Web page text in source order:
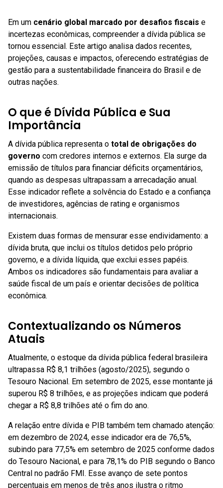
Em um cenário global marcado por desafios fiscais e
incertezas econômicas, compreender a dívida pública se
tornou essencial. Este artigo analisa dados recentes,
projeções, causas e impactos, oferecendo estratégias de
gestão para a sustentabilidade financeira do Brasil e de
outras nações.
O que é Dívida Pública e Sua
Importância
A dívida pública representa o total de obrigações do
governo com credores internos e externos. Ela surge da
emissão de títulos para financiar déficits orçamentários,
quando as despesas ultrapassam a arrecadação anual.
Esse indicador reflete a solvência do Estado e a confiança
de investidores, agências de rating e organismos
internacionais.
Existem duas formas de mensurar esse endividamento: a
dívida bruta, que inclui os títulos detidos pelo próprio
governo, e a dívida líquida, que exclui esses papéis.
Ambos os indicadores são fundamentais para avaliar a
saúde fiscal de um país e orientar decisões de política
econômica.
Contextualizando os Números
Atuais
Atualmente, o estoque da dívida pública federal brasileira
ultrapassa R$ 8,1 trilhões (agosto/2025), segundo o
Tesouro Nacional. Em setembro de 2025, esse montante já
superou R$ 8 trilhões, e as projeções indicam que poderá
chegar a R$ 8,8 trilhões até o fim do ano.
A relação entre dívida e PIB também tem chamado atenção:
em dezembro de 2024, esse indicador era de 76,5%,
subindo para 77,5% em setembro de 2025 conforme dados
do Tesouro Nacional, e para 78,1% do PIB segundo o Banco
Central no padrão FMI. Esse avanço de sete pontos
percentuais em menos de três anos ilustra o ritmo